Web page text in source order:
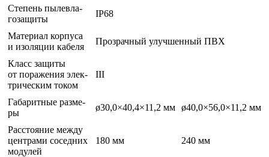
Сте­пень пы­лев­ла­
гоза­щиты
IP68
Ма­тери­ал кор­пу­са
и изо­ляции ка­беля
Проз­рачный улуч­шенный ПВХ
Класс за­щиты
от по­раже­ния элек­
три­чес­ким то­ком
III
Га­барит­ные раз­ме­
ры
ø30,0×40,4×11,2 мм ø40,0×56,0×11,2 мм
Рас­сто­яние меж­ду
цен­тра­ми со­сед­них
мо­дулей
180 мм 240 мм